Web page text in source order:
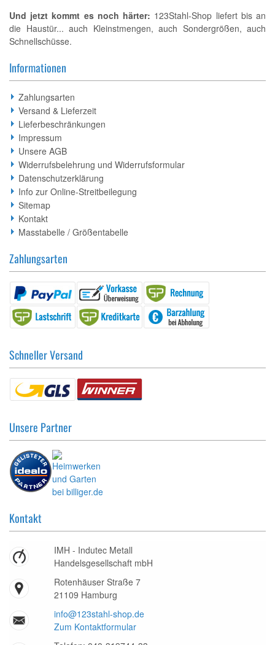
Und jetzt kommt es noch härter: 123Stahl-Shop liefert bis an
die Haustür... auch Kleinstmengen, auch Sondergrößen, auch
Schnellschüsse.
Informationen
Zahlungsarten
Versand & Lieferzeit
Lieferbeschränkungen
Impressum
Unsere AGB
Widerrufsbelehrung und Widerrufsformular
Datenschutzerklärung
Info zur Online-Streitbeilegung
Sitemap
Kontakt
Masstabelle / Größentabelle
Zahlungsarten
Schneller Versand
Unsere Partner
Kontakt
IMH - Indutec Metall
Handelsgesellschaft mbH
Rotenhäuser Straße 7
21109 Hamburg
info@123stahl-shop.de
Zum Kontaktformular